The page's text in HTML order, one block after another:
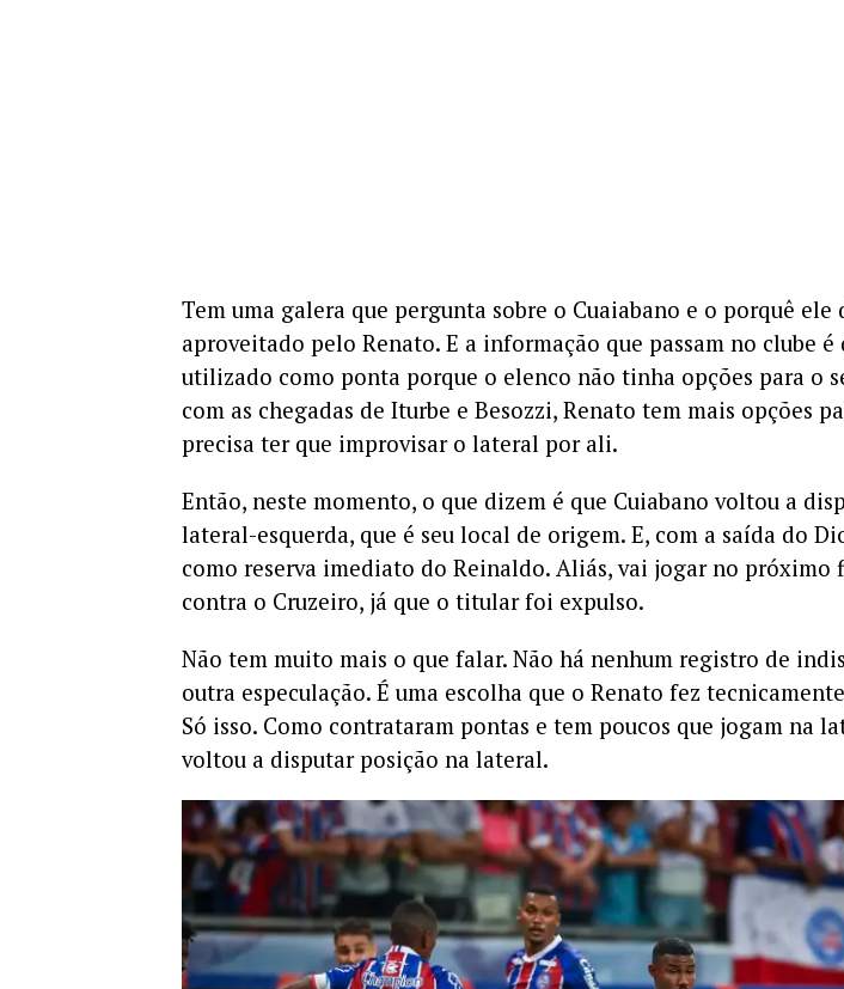
Tem uma galera que pergunta sobre o Cuaiabano e o porquê ele
aproveitado pelo Renato. E a informação que passam no clube
utilizado como ponta porque o elenco não tinha opções para o
com as chegadas de Iturbe e Besozzi, Renato tem mais opções
precisa ter que improvisar o lateral por ali.
Então, neste momento, o que dizem é que Cuiabano voltou a
lateral-esquerda, que é seu local de origem. E, com a saída do
como reserva imediato do Reinaldo. Aliás, vai jogar no próximo
contra o Cruzeiro, já que o titular foi expulso.
Não tem muito mais o que falar. Não há nenhum registro de
outra especulação. É uma escolha que o Renato fez
Só isso. Como contrataram pontas e tem poucos que jogam na
voltou a disputar posição na lateral.